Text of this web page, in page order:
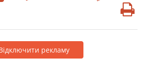
рекламу